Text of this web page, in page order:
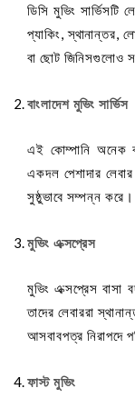
ডিসি মুভিং সার্ভিসটি
প্যাকিং, স্থানান্তর,
বা ছোট জিনিসগুলোও
বাংলাদেশ মুভিং সার্ভিস
এই কোম্পানি অনেক
একদল পেশাদার
সুষ্ঠুভাবে সম্পন্ন করে।
মুভিং এক্সপ্রেস
মুভিং এক্সপ্রেস বাসা
তাদের লেবাররা
আসবাবপত্র নিরাপদে
ফাস্ট মুভিং